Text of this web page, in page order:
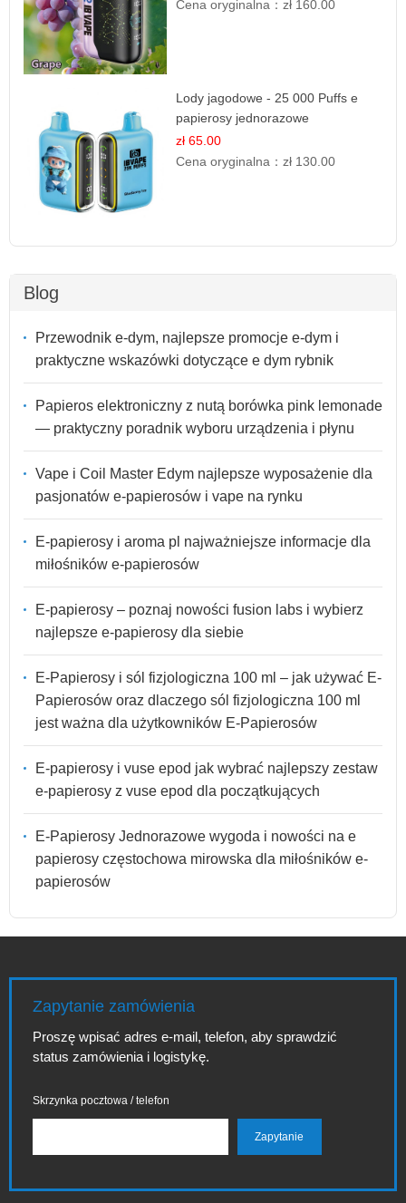
Cena oryginalna：zł 160.00
Lody jagodowe - 25 000 Puffs e
papierosy jednorazowe
zł 65.00
Cena oryginalna：zł 130.00
Blog
Przewodnik e-dym, najlepsze promocje e-dym i
praktyczne wskazówki dotyczące e dym rybnik
Papieros elektroniczny z nutą borówka pink lemonade
— praktyczny poradnik wyboru urządzenia i płynu
Vape i Coil Master Edym najlepsze wyposażenie dla
pasjonatów e-papierosów i vape na rynku
E-papierosy i aroma pl najważniejsze informacje dla
miłośników e-papierosów
E-papierosy – poznaj nowości fusion labs i wybierz
najlepsze e-papierosy dla siebie
E-Papierosy i sól fizjologiczna 100 ml – jak używać E-
Papierosów oraz dlaczego sól fizjologiczna 100 ml
jest ważna dla użytkowników E-Papierosów
E-papierosy i vuse epod jak wybrać najlepszy zestaw
e-papierosy z vuse epod dla początkujących
E-Papierosy Jednorazowe wygoda i nowości na e
papierosy częstochowa mirowska dla miłośników e-
papierosów
Zapytanie zamówienia
Proszę wpisać adres e-mail, telefon, aby sprawdzić
status zamówienia i logistykę.
Skrzynka pocztowa / telefon